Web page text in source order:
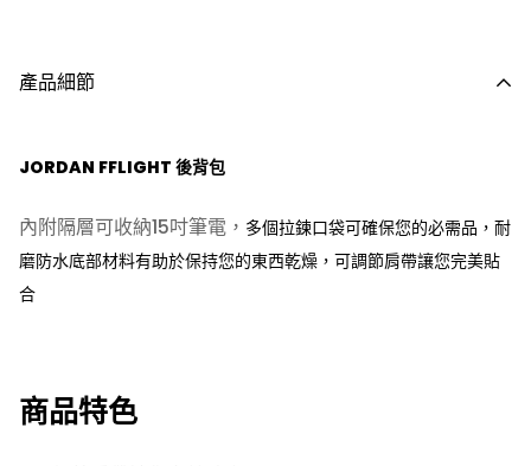
產品細節
JORDAN FFLIGHT 後背包
內附隔層可收納15吋筆電， 多個拉鍊口袋可確保您的必需品， 耐
磨防水底部材料有助於保持您的東西乾燥 ，可調節肩帶讓您完美貼
合
商品特色